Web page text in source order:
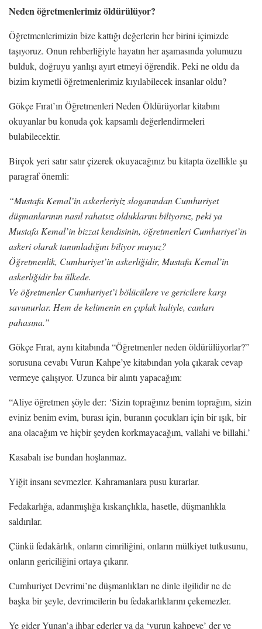
Neden öğretmenlerimiz öldürülüyor?
Öğretmenlerimizin bize kattığı değerlerin her birini içimizde
taşıyoruz. Onun rehberliğiyle hayatın her aşamasında yolumuzu
bulduk, doğruyu yanlışı ayırt etmeyi öğrendik. Peki ne oldu da
bizim kıymetli öğretmenlerimiz kıyılabilecek insanlar oldu?
Gökçe Fırat’ın Öğretmenleri Neden Öldürüyorlar kitabını
okuyanlar bu konuda çok kapsamlı değerlendirmeleri
bulabilecektir.
Birçok yeri satır satır çizerek okuyacağınız bu kitapta özellikle şu
paragraf önemli:
“Mustafa Kemal’in askerleriyiz sloganından Cumhuriyet
düşmanlarının nasıl rahatsız olduklarını biliyoruz, peki ya
Mustafa Kemal’in bizzat kendisinin, öğretmenleri Cumhuriyet’in
askeri olarak tanımladığını biliyor muyuz?
Öğretmenlik, Cumhuriyet’in askerliğidir, Mustafa Kemal’in
askerliğidir bu ülkede.
Ve öğretmenler Cumhuriyet’i bölücülere ve gericilere karşı
savunurlar. Hem de kelimenin en çıplak haliyle, canları
pahasına.”
Gökçe Fırat, aynı kitabında “Öğretmenler neden öldürülüyorlar?”
sorusuna cevabı Vurun Kahpe’ye kitabından yola çıkarak cevap
vermeye çalışıyor. Uzunca bir alıntı yapacağım:
“Aliye öğretmen şöyle der: ‘Sizin toprağınız benim toprağım, sizin
eviniz benim evim, burası için, buranın çocukları için bir ışık, bir
ana olacağım ve hiçbir şeyden korkmayacağım, vallahi ve billahi.’
Kasabalı ise bundan hoşlanmaz.
Yiğit insanı sevmezler. Kahramanlara pusu kurarlar.
Fedakarlığa, adanmışlığa kıskançlıkla, hasetle, düşmanlıkla
saldırılar.
Çünkü fedakârlık, onların cimriliğini, onların mülkiyet tutkusunu,
onların gericiliğini ortaya çıkarır.
Cumhuriyet Devrimi’ne düşmanlıkları ne dinle ilgilidir ne de
başka bir şeyle, devrimcilerin bu fedakarlıklarını çekemezler.
Ye gider Yunan’a ihbar ederler ya da ‘vurun kahpeye’ der ve